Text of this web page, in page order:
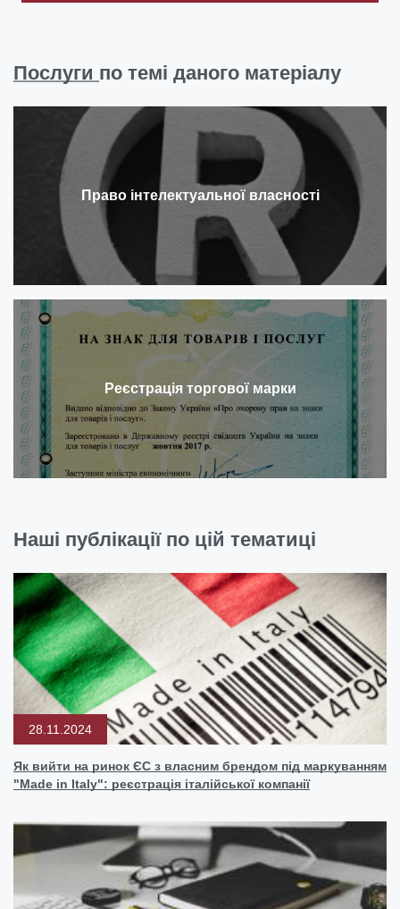
Послуги по темі даного матеріалу
Право інтелектуальної власності
Реєстрація торгової марки
Наші публікації по цій тематиці
28.11.2024
Як вийти на ринок ЄС з власним брендом під маркуванням
"Made in Italy": реєстрація італійської компанії